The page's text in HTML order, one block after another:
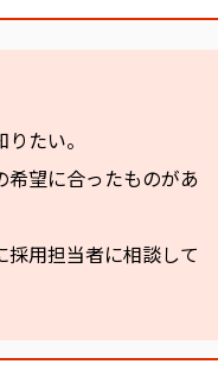
たい。
希望に合ったものがあ
採用担当者に相談して